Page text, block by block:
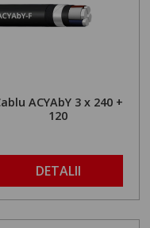
ACYAbY 3 x 240 +
120
DETALII